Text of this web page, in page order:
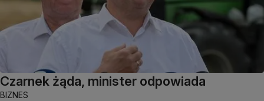
Czarnek żąda, minister odpowiada
BIZNES